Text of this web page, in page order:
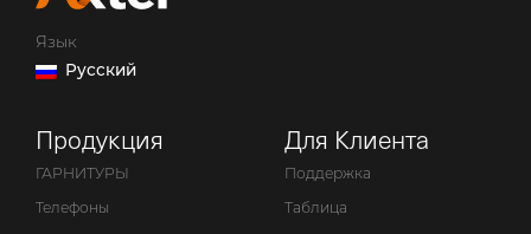
Язык
Русский
Продукция
ГАРНИТУРЫ
Телефоны
Для Клиента
Поддержка
Таблица